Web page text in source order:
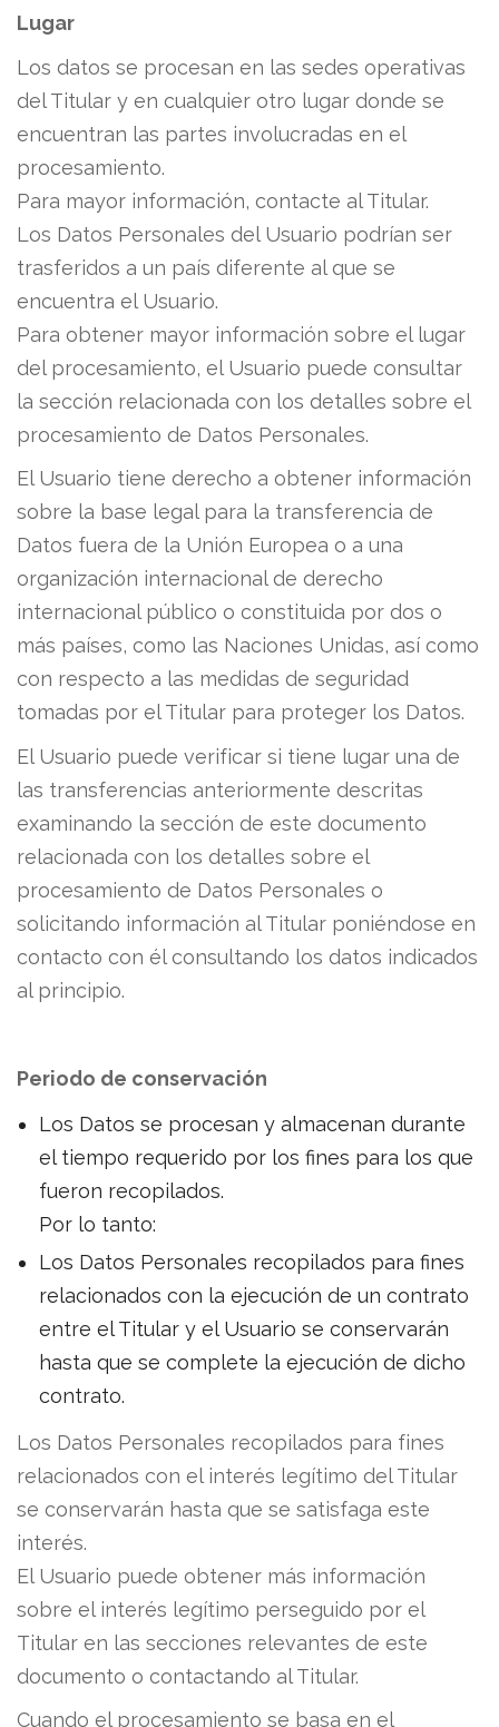
Lugar
Los datos se procesan en las sedes operativas
del Titular y en cualquier otro lugar donde se
encuentran las partes involucradas en el
procesamiento.
Para mayor información, contacte al Titular.
Los Datos Personales del Usuario podrían ser
trasferidos a un país diferente al que se
encuentra el Usuario.
Para obtener mayor información sobre el lugar
del procesamiento, el Usuario puede consultar
la sección relacionada con los detalles sobre el
procesamiento de Datos Personales.
El Usuario tiene derecho a obtener información
sobre la base legal para la transferencia de
Datos fuera de la Unión Europea o a una
organización internacional de derecho
internacional público o constituida por dos o
más países, como las Naciones Unidas, así como
con respecto a las medidas de seguridad
tomadas por el Titular para proteger los Datos.
El Usuario puede verificar si tiene lugar una de
las transferencias anteriormente descritas
examinando la sección de este documento
relacionada con los detalles sobre el
procesamiento de Datos Personales o
solicitando información al Titular poniéndose en
contacto con él consultando los datos indicados
al principio.
Periodo de conservación
Los Datos se procesan y almacenan durante
el tiempo requerido por los fines para los que
fueron recopilados.
Por lo tanto:
Los Datos Personales recopilados para fines
relacionados con la ejecución de un contrato
entre el Titular y el Usuario se conservarán
hasta que se complete la ejecución de dicho
contrato.
Los Datos Personales recopilados para fines
relacionados con el interés legítimo del Titular
se conservarán hasta que se satisfaga este
interés.
El Usuario puede obtener más información
sobre el interés legítimo perseguido por el
Titular en las secciones relevantes de este
documento o contactando al Titular.
Cuando el procesamiento se basa en el